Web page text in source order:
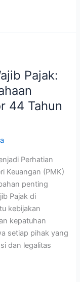
Pajak:
44 Tahun
Perhatian
Keuangan (PMK)
penting
Pajak di
kebijakan
kepatuhan
setiap pihak yang
dan legalitas